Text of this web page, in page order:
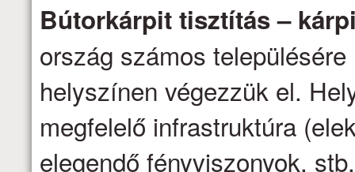
Bútorkárpit tisztítás –
ország számos
helyszínen végezzük el.
megfelelő infrastruktúra
elegendő fényviszonyok,